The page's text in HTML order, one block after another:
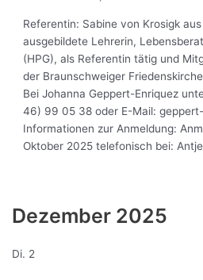
Referentin: Sabine von Krosigk
ausgebildete Lehrerin,
(HPG), als Referentin tätig und
der Braunschweiger
Bei Johanna Geppert-Enriquez
46) 99 05 38 oder E-Mail:
Informationen zur Anmeldung:
Oktober 2025 telefonisch bei:
Dezember 2025
Di. 2